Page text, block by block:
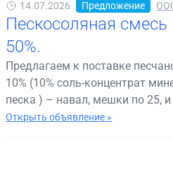
14.07.2026 Предложение
Пескосоляная смесь
50%.
Предлагаем к поставке
10% (10% соль-концентрат
песка ) – навал, мешки по 25, и
Открыть объявление »